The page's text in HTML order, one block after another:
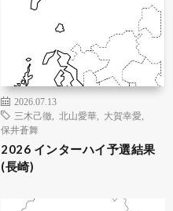
2026.07.13
三木己徹
北山愛華 大賀幸愛
保井蒼舞
2026 インターハイ予選結果
(長崎)